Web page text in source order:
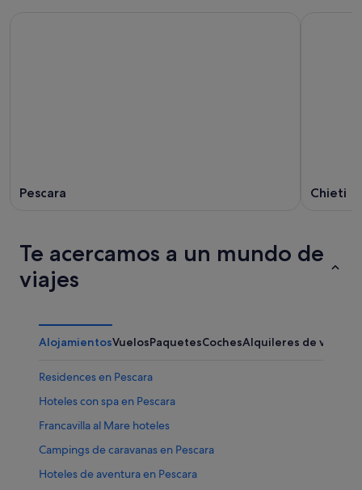
Pescara Chieti
Te acercamos a un mundo de
viajes
AlojamientosVuelosPaquetesCochesAlquileres de
Residences en Pescara
Hoteles con spa en Pescara
Francavilla al Mare hoteles
Campings de caravanas en Pescara
Hoteles de aventura en Pescara